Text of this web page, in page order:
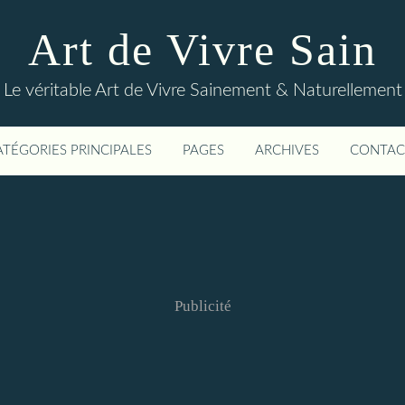
Art de Vivre Sain
Le véritable Art de Vivre Sainement & Naturellement
PRINCIPALES PAGES ARCHIVES
Publicité